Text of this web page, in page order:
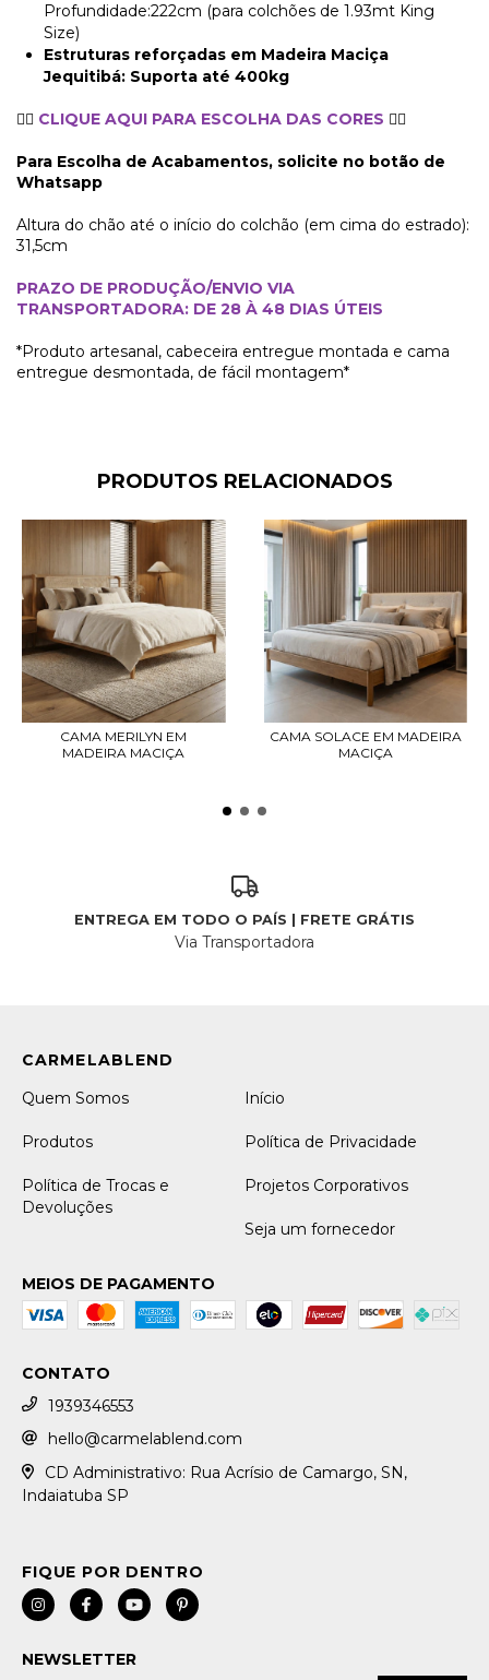
Profundidade:222cm (para colchões de 1.93mt King
Size)
Estruturas reforçadas em Madeira Maciça
Jequitibá: Suporta até 400kg
👉🏼 CLIQUE AQUI PARA ESCOLHA DAS CORES 👈🏼
Para Escolha de Acabamentos, solicite no botão de
Whatsapp
Altura do chão até o início do colchão (em cima do estrado):
31,5cm
PRAZO DE PRODUÇÃO/ENVIO VIA
TRANSPORTADORA: DE 28 À 48 DIAS ÚTEIS
*Produto artesanal, cabeceira entregue montada e cama
entregue desmontada, de fácil montagem*
PRODUTOS RELACIONADOS
CAMA MERILYN EM
MADEIRA MACIÇA
CAMA SOLACE EM MADEIRA
MACIÇA
ENTREGA EM TODO O PAÍS | FRETE GRÁTIS
Via Transportadora
Quem Somos Início
Produtos Política de Privacidade
Política de Trocas e
Devoluções
Projetos Corporativos
Seja um fornecedor
MEIOS DE PAGAMENTO
CONTATO
1939346553
hello@carmelablend.com
CD Administrativo: Rua Acrísio de Camargo, SN,
Indaiatuba SP
NEWSLETTER